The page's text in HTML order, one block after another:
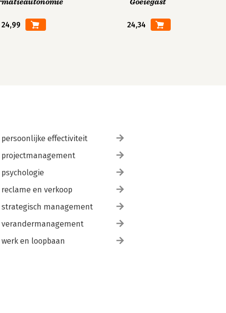
24,99
Goeiegast
24,34
persoonlijke effectiviteit
projectmanagement
psychologie
reclame en verkoop
strategisch management
verandermanagement
werk en loopbaan